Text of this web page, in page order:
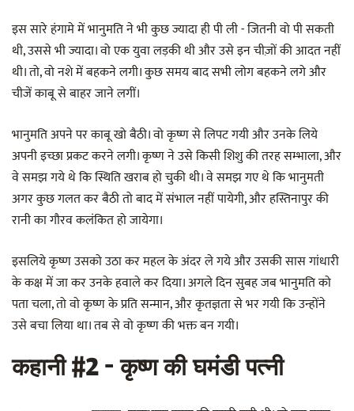
इस सारे हंगामे में भानुमति ने भी कुछ ज्यादा ही पी ली - जितनी वो पी सकती
थी, उससे भी ज्यादा। वो एक युवा लड़की थी और उसे इन चीज़ों की आदत नहीं
थी। तो, वो नशे में बहकने लगी। कुछ समय बाद सभी लोग बहकने लगे और
चीजें काबू से बाहर जाने लगीं।
भानुमति अपने पर काबू खो बैठी। वो कृष्ण से लिपट गयी और उनके लिये
अपनी इच्छा प्रकट करने लगी। कृष्ण ने उसे किसी शिशु की तरह सम्भाला, और
वे समझ गये थे कि स्थिति खराब हो चुकी थी। वे समझ गए थे कि भानुमती
अगर कुछ गलत कर बैठी तो बाद में संभाल नहीं पायेगी, और हस्तिनापुर की
रानी का गौरव कलंकित हो जायेगा।
इसलिये कृष्ण उसको उठा कर महल के अंदर ले गये और उसकी सास गांधारी
के कक्ष में जा कर उनके हवाले कर दिया। अगले दिन सुबह जब भानुमति को
पता चला, तो वो कृष्ण के प्रति सन्मान, और कृतज्ञता से भर गयी कि उन्होंने
उसे बचा लिया था। तब से वो कृष्ण की भक्त बन गयी।
कहानी #2 - कृष्ण की घमंडी पत्नी